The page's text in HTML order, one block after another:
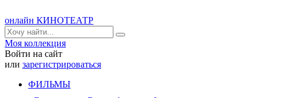
онлайн КИНОТЕАТР
Моя коллекция
Войти на сайт
или зарегистрироваться
ФИЛЬМЫ